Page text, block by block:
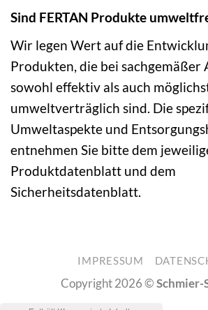
Sind FERTAN Produkte
Wir legen Wert auf die
Produkten, die bei sachgemäßer
sowohl effektiv als auch
umweltverträglich sind. Die
Umweltaspekte und
entnehmen Sie bitte dem
Produktdatenblatt und dem
Sicherheitsdatenblatt.
IMPRESSUM
Copyright 2026 ©Schmier-